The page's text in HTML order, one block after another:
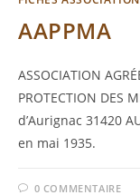
AAPPMA
ASSOCIATION
PROTECTION DES
d’Aurignac 31420
en mai 1935.
0 COMMENTAIRE